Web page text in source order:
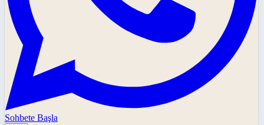
Sohbete Başla